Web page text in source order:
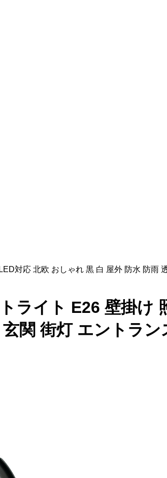
対応 北欧 おしゃれ 黒 白 屋外 防水 防雨
ライト E26 壁掛け
関 街灯 エントラ